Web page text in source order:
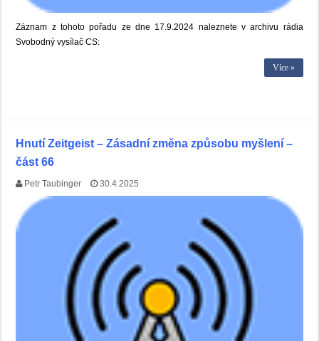
Záznam z tohoto pořadu ze dne 17.9.2024 naleznete v archivu rádia
Svobodný vysílač CS:
Více »
Hnutí Zeitgeist – Zásadní změna způsobu myšlení –
část 66
Petr Taubinger 30.4.2025